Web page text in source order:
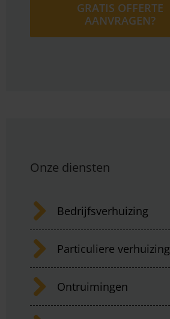
GRATIS OFFERTE
AANVRAGEN?
Onze diensten
Bedrijfsverhuizing
Particuliere verhuizing
Ontruimingen